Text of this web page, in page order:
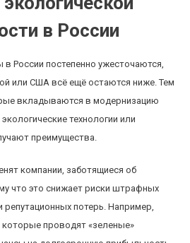
в России
в России постепенно ужесточаются,
или США всё ещё остаются ниже. Тем
вкладываются в модернизацию
технологии или
преимущества.
компании, заботящиеся об
что это снижает риски штрафных
репутационных потерь. Например,
которые проводят «зеленые»